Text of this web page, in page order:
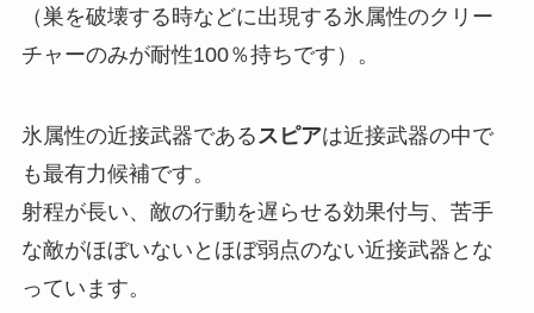
（巣を破壊する時などに出現する氷属性のクリー
チャーのみが耐性100％持ちです）。
氷属性の近接武器であるスピアは近接武器の中で
も最有力候補です。
射程が長い、敵の行動を遅らせる効果付与、苦手
な敵がほぼいないとほぼ弱点のない近接武器とな
っています。